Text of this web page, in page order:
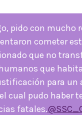
pido con mucho
cometer
que no
que
para un
cual pudo haber
fatales.